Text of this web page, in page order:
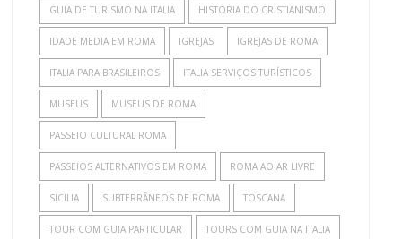
GUIA DE TURISMO NA ITALIA HISTORIA DO CRISTIANISMO
IDADE MEDIA EM ROMA IGREJAS IGREJAS DE ROMA
ITALIA PARA BRASILEIROS ITALIA SERVIÇOS TURÍSTICOS
MUSEUS MUSEUS DE ROMA
PASSEIO CULTURAL ROMA
PASSEIOS ALTERNATIVOS EM ROMA ROMA AO AR LIVRE
SICILIA SUBTERRÂNEOS DE ROMA TOSCANA
TOUR COM GUIA PARTICULAR TOURS COM GUIA NA ITALIA